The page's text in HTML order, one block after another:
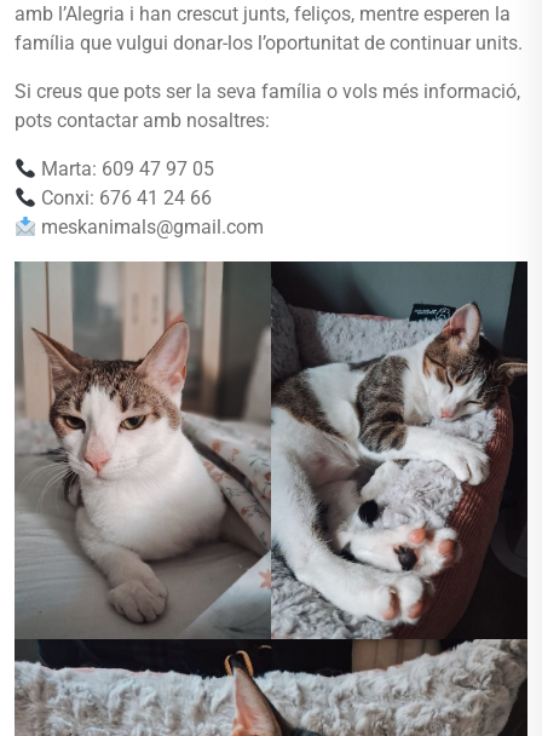
amb l’Alegria i han crescut junts, feliços, mentre esperen la
família que vulgui donar-los l’oportunitat de continuar units.
Si creus que pots ser la seva família o vols més informació,
pots contactar amb nosaltres:
Marta: 609 47 97 05
Conxi: 676 41 24 66
meskanimals@gmail.com